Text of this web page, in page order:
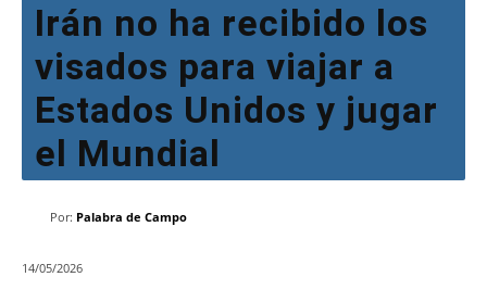
Irán no ha recibido los
visados para viajar a
Estados Unidos y jugar
el Mundial
Por: Palabra de Campo
14/05/2026